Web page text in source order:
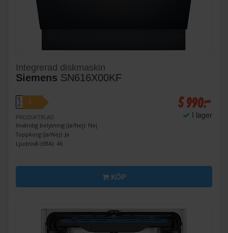
Integrerad diskmaskin
Siemens SN616X00KF
A
↑
G
E
PRODUKTBLAD
Invändig belysning (Ja/Nej): Nej
Toppkorg (Ja/Nej): Ja
Ljudnivå (dBA): 46
5 990:-
I lager
KÖP